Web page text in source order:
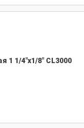
1 1/4"х1/8" CL3000